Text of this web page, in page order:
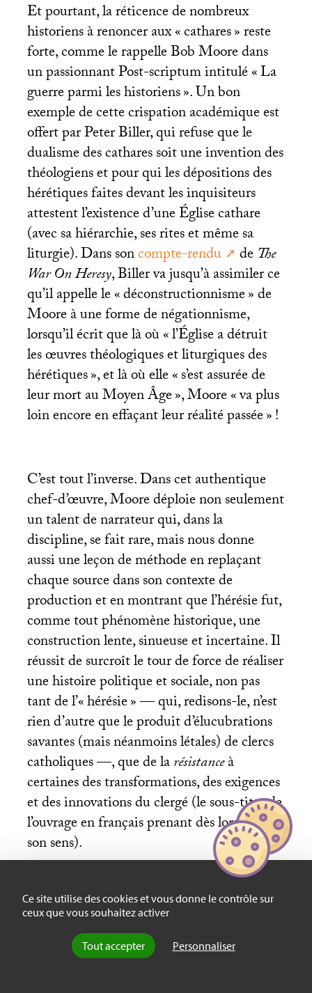
Ce site utilise des cookies et vous donne le contrôle sur
ceux que vous souhaitez activer
Tout accepter Personnaliser
Et pourtant, la réticence de nombreux
historiens à renoncer aux «cathares» reste
forte, comme le rappelle Bob Moore dans
un passionnant Post-scriptum intitulé «La
guerre parmi les historiens». Un bon
exemple de cette crispation académique est
offert par Peter Biller, qui refuse que le
dualisme des cathares soit une invention des
théologiens et pour qui les dépositions des
hérétiques faites devant les inquisiteurs
attestent l’existence d’une Église cathare
(avec sa hiérarchie, ses rites et même sa
liturgie). Dans soncompte-rendu deThe
War On Heresy, Biller va jusqu’à assimiler ce
qu’il appelle le «déconstructionnisme» de
Moore à une forme de négationnisme,
lorsqu’il écrit que là où «l’Église a détruit
les œuvres théologiques et liturgiques des
hérétiques», et là où elle «s’est assurée de
leur mort au Moyen Âge», Moore «va plus
loin encore en effaçant leur réalité passée»!
C’est tout l’inverse. Dans cet authentique
chef-d’œuvre, Moore déploie non seulement
un talent de narrateur qui, dans la
discipline, se fait rare, mais nous donne
aussi une leçon de méthode en replaçant
chaque source dans son contexte de
production et en montrant que l’hérésie fut,
comme tout phénomène historique, une
construction lente, sinueuse et incertaine. Il
réussit de surcroît le tour de force de réaliser
une histoire politique et sociale, non pas
tant de l’«hérésie» — qui, redisons-le, n’est
rien d’autre que le produit d’élucubrations
savantes (mais néanmoins létales) de clercs
catholiques —, que de larésistanceà
certaines des transformations, des exigences
et des innovations du clergé (le sous-titre de
l’ouvrage en français prenant dès lors tout
son sens).
À quel stade la persistance dans